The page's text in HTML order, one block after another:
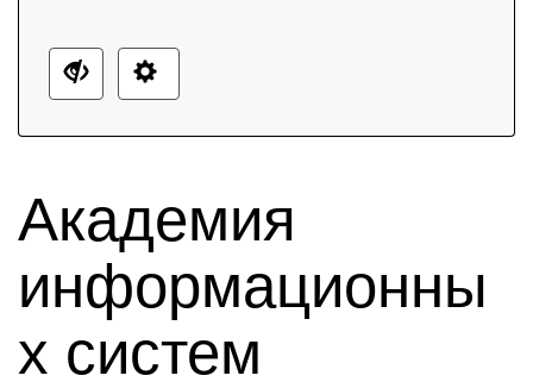
Академия
информационны
х систем